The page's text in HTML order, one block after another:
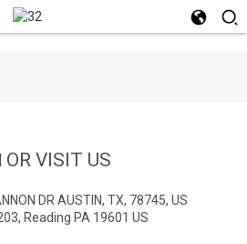
OR VISIT US
DR AUSTIN, TX, 78745, US
Reading PA 19601 US